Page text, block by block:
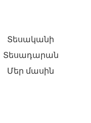
Տեսականի
Տեսադարան
Մեր մասին